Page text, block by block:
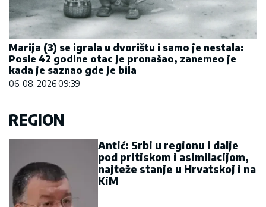
Marija (3) se igrala u dvorištu i samo je nestala:
Posle 42 godine otac je pronašao, zanemeo je
kada je saznao gde je bila
06. 08. 2026 09:39
REGION
Antić: Srbi u regionu i dalje
pod pritiskom i asimilacijom,
najteže stanje u Hrvatskoj i na
KiM